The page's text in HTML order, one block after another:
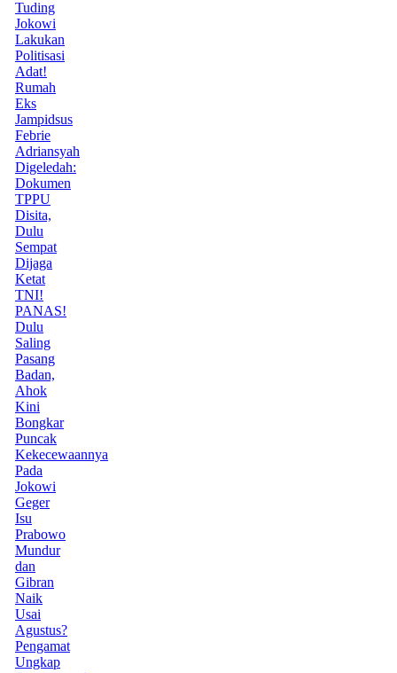
Tuding
Jokowi
Lakukan
Politisasi
Adat!
Rumah
Eks
Jampidsus
Febrie
Adriansyah
Digeledah:
Dokumen
TPPU
Disita,
Dulu
Sempat
Dijaga
Ketat
TNI!
PANAS!
Dulu
Saling
Pasang
Badan,
Ahok
Kini
Bongkar
Puncak
Kekecewaannya
Pada
Jokowi
Geger
Isu
Prabowo
Mundur
dan
Gibran
Naik
Usai
Agustus?
Pengamat
Ungkap